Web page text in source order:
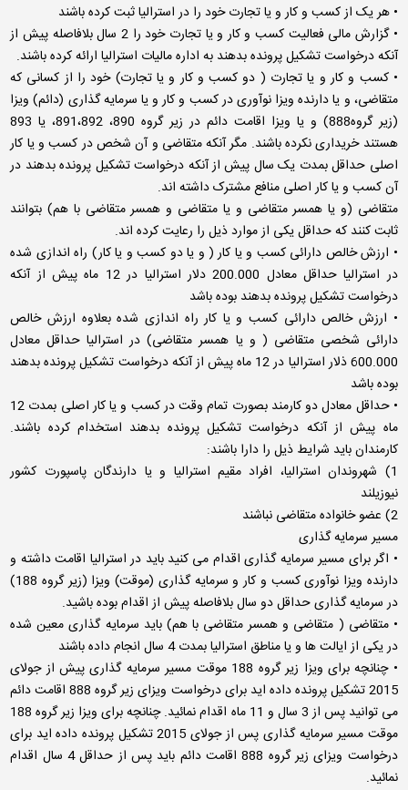
• هر یک از کسب و کار و یا تجارت خود را در استرالیا ثبت کرده باشند
• گزارش مالی فعالیت کسب و کار و یا تجارت خود را 2 سال بلافاصله پیش از
آنکه درخواست تشکیل پرونده بدهند به اداره مالیات استرالیا ارائه کرده باشند.
• کسب و کار و یا تجارت ( دو کسب و کار و یا تجارت) خود را از کسانی که
متقاضی، و یا دارنده ویزا نوآوری در کسب و کار و یا سرمایه گذاری (دائم) ویزا
(زیر گروه888) و یا ویزا اقامت دائم در زیر گروه 890، 891،892، یا 893
هستند خریداری نکرده باشند. مگر آنکه متقاضی و آن شخص در کسب و یا کار
اصلی حداقل بمدت یک سال پیش از آنکه درخواست تشکیل پرونده بدهند در
آن کسب و یا کار اصلی منافع مشترک داشته اند.
متقاضی (و یا همسر متقاضی و یا متقاضی و همسر متقاضی با هم) بتوانند
ثابت کنند که حداقل یکی از موارد ذیل را رعایت کرده اند.
• ارزش خالص دارائی کسب و یا کار ( و یا دو کسب و یا کار) راه اندازی شده
در استرالیا حداقل معادل 200.000 دلار استرالیا در 12 ماه پیش از آنکه
درخواست تشکیل پرونده بدهند بوده باشد
• ارزش خالص دارائی کسب و یا کار راه اندازی شده بعلاوه ارزش خالص
دارائی شخصی متقاضی ( و یا همسر متقاضی) در استرالیا حداقل معادل
600.000 ذلار استرالیا در 12 ماه پیش از آنکه درخواست تشکیل پرونده بدهند
بوده باشد
• حداقل معادل دو کارمند بصورت تمام وقت در کسب و یا کار اصلی بمدت 12
ماه پیش از آنکه درخواست تشکیل پرونده بدهند استخدام کرده باشند.
کارمندان باید شرایط ذیل را دارا باشند:
1) شهروندان استرالیا، افراد مقیم استرالیا و یا دارندگان پاسپورت کشور
نیوزیلند
2) عضو خانواده متقاضی نباشند
مسیر سرمایه گذاری
• اگر برای مسیر سرمایه گذاری اقدام می کنید باید در استرالیا اقامت داشته و
دارنده ویزا نوآوری کسب و کار و سرمایه گذاری (موقت) ویزا (زیر گروه 188)
در سرمایه گذاری حداقل دو سال بلافاصله پیش از اقدام بوده باشید.
• متقاضی ( متقاضی و همسر متقاضی با هم) باید سرمایه گذاری معین شده
در یکی از ایالت ها و یا مناطق استرالیا بمدت 4 سال انجام داده باشند
• چنانچه برای ویزا زیر گروه 188 موقت مسیر سرمایه گذاری پیش از جولای
2015 تشکیل پرونده داده اید برای درخواست ویزای زیر گروه 888 اقامت دائم
می توانید پس از 3 سال و 11 ماه اقدام نمائید. چنانچه برای ویزا زیر گروه 188
موقت مسیر سرمایه گذاری پس از جولای 2015 تشکیل پرونده داده اید برای
درخواست ویزای زیر گروه 888 اقامت دائم باید پس از حداقل 4 سال اقدام
نمائید.